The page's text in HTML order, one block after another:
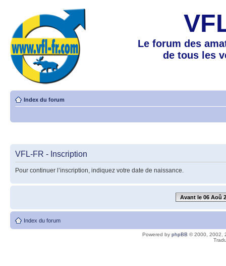
Le forum des
de tous les
Index du forum
VFL-FR - Inscription
Pour continuer l’inscription, indiquez votre date de naissance.
Avant le 06 Aoû
Index du forum
Powered by phpBB © 2000, 2002,